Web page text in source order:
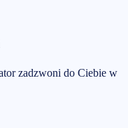
zadzwoni do Ciebie w